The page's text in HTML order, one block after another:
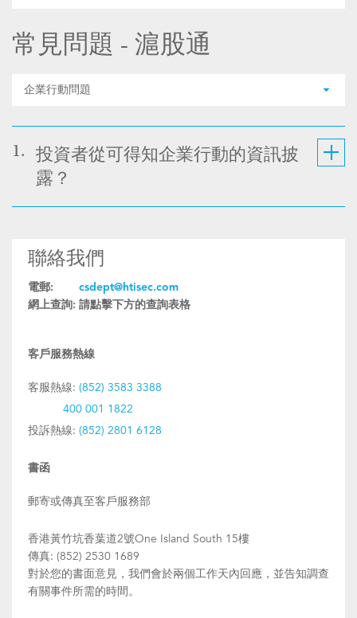
常見問題 - 滬股通
企業行動問題
1.
投資者從可得知企業行動的資訊披
露？
聯絡我們
電郵:
csdept@htisec.com
網上查詢: 請點擊下方的查詢表格
客戶服務熱線
客服熱線: (852) 3583 3388
400 001 1822
投訴熱線: (852) 2801 6128
書函
郵寄或傳真至客戶服務部
香港黃竹坑香葉道2號One Island South 15樓
傳真: (852) 2530 1689
對於您的書面意見，我們會於兩個工作天內回應，並告知調查
有關事件所需的時間。